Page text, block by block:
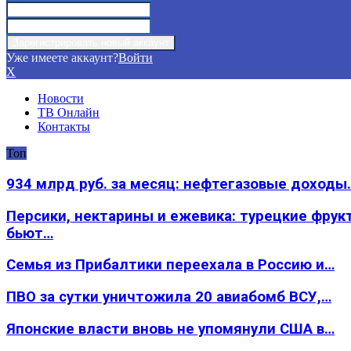
Уже имеете аккаунт?Войти
X
Новости
ТВ Онлайн
Контакты
Топ
934 млрд руб. за месяц: нефтегазовые
Персики, нектарины и ежевика: турецкие
бьют…
Семья из Прибалтики переехала в Россию и…
ПВО за сутки уничтожила 20 авиабомб ВСУ,…
Японские власти вновь не упомянули США в…